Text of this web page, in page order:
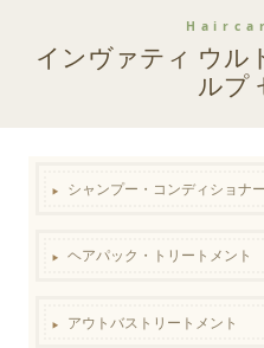
インヴァティ ウル
ルプ
▶︎ シャンプー・コンディショナー
▶︎ ヘアパック・トリートメント
▶︎ アウトバストリートメント